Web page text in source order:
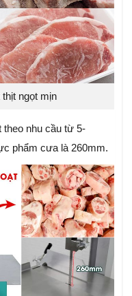
ngọt mịn
theo nhu cầu từ 5-
phẩm cưa là 260mm.